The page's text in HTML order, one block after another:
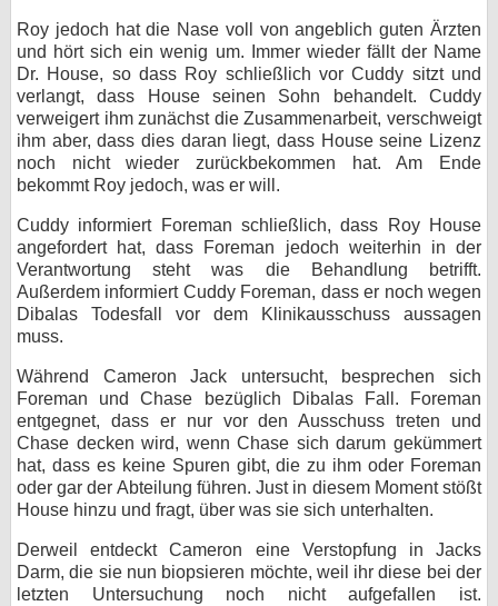
Roy jedoch hat die Nase voll von angeblich guten Ärzten
und hört sich ein wenig um. Immer wieder fällt der Name
Dr. House, so dass Roy schließlich vor Cuddy sitzt und
verlangt, dass House seinen Sohn behandelt. Cuddy
verweigert ihm zunächst die Zusammenarbeit, verschweigt
ihm aber, dass dies daran liegt, dass House seine Lizenz
noch nicht wieder zurückbekommen hat. Am Ende
bekommt Roy jedoch, was er will.
Cuddy informiert Foreman schließlich, dass Roy House
angefordert hat, dass Foreman jedoch weiterhin in der
Verantwortung steht was die Behandlung betrifft.
Außerdem informiert Cuddy Foreman, dass er noch wegen
Dibalas Todesfall vor dem Klinikausschuss aussagen
muss.
Während Cameron Jack untersucht, besprechen sich
Foreman und Chase bezüglich Dibalas Fall. Foreman
entgegnet, dass er nur vor den Ausschuss treten und
Chase decken wird, wenn Chase sich darum gekümmert
hat, dass es keine Spuren gibt, die zu ihm oder Foreman
oder gar der Abteilung führen. Just in diesem Moment stößt
House hinzu und fragt, über was sie sich unterhalten.
Derweil entdeckt Cameron eine Verstopfung in Jacks
Darm, die sie nun biopsieren möchte, weil ihr diese bei der
letzten Untersuchung noch nicht aufgefallen ist.